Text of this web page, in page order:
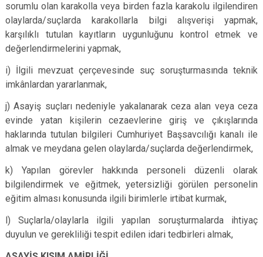
sorumlu olan karakolla veya birden fazla karakolu ilgilendiren
olaylarda/suçlarda karakollarla bilgi alışverişi yapmak,
karşılıklı tutulan kayıtların uygunluğunu kontrol etmek ve
değerlendirmelerini yapmak,
i) İlgili mevzuat çerçevesinde suç soruşturmasında teknik
imkânlardan yararlanmak,
j) Asayiş suçları nedeniyle yakalanarak ceza alan veya ceza
evinde yatan kişilerin cezaevlerine giriş ve çıkışlarında
haklarında tutulan bilgileri Cumhuriyet Başsavcılığı kanalı ile
almak ve meydana gelen olaylarda/suçlarda değerlendirmek,
k) Yapılan görevler hakkında personeli düzenli olarak
bilgilendirmek ve eğitmek, yetersizliği görülen personelin
eğitim alması konusunda ilgili birimlerle irtibat kurmak,
l) Suçlarla/olaylarla ilgili yapılan soruşturmalarda ihtiyaç
duyulun ve gerekliliği tespit edilen idari tedbirleri almak,